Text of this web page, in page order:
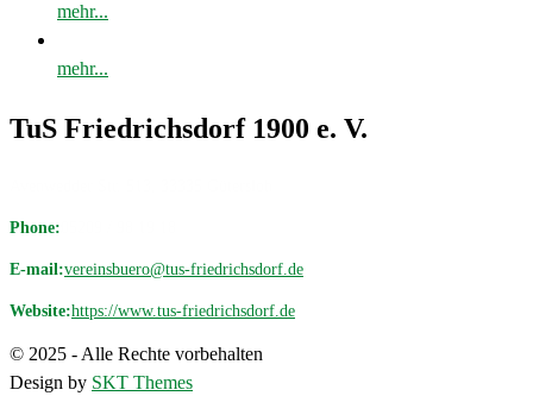
mehr...
mehr...
TuS Friedrichsdorf 1900 e. V.
Phone:
E-mail:vereinsbuero@tus-friedrichsdorf.de
Website:https://www.tus-friedrichsdorf.de
© 2025 - Alle Rechte vorbehalten
Design by SKT Themes